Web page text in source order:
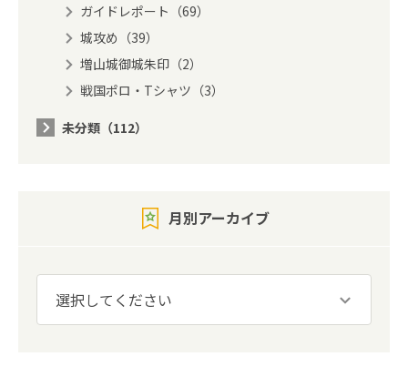
ガイドレポート（69）
城攻め（39）
増山城御城朱印（2）
戦国ポロ・Tシャツ（3）
未分類（112）
月別アーカイブ